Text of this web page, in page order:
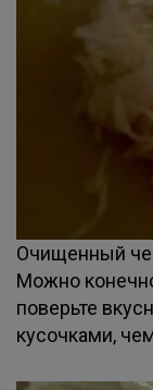
Очищенный
Можно
поверьте
кусочками,